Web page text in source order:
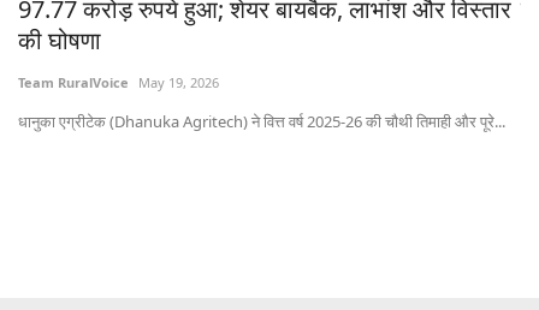
ने मानी मांगें
Team RuralVoice
भोपाल में किसानों के बड़े प्रदर्शन के बाद मध्य प्रदेश सरकार ने उनकी प्रमुख मांगें...